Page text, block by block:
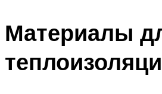
Материалы